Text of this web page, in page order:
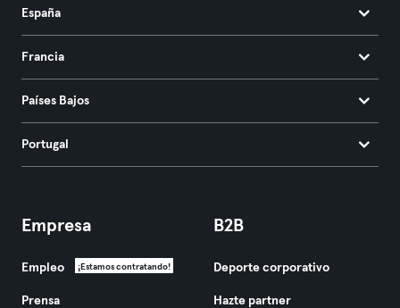
España
Francia
Países Bajos
Portugal
Empresa
Empleo ¡Estamos contratando!
Prensa
B2B
Deporte corporativo
Hazte partner